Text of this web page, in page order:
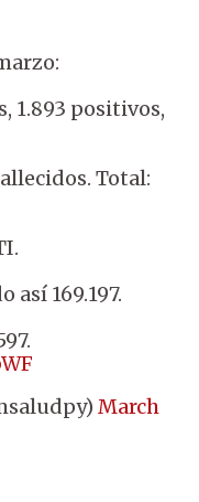
1.893 positivos,
Total:
así 169.197.
March